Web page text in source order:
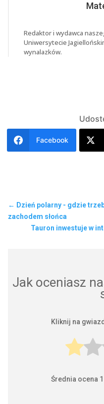
Redaktor i wydawca
Uniwersytecie
wynalazków.
Facebook
← Dzień polarny - gdzie
zachodem słońca
Tauron inwestuje w
Jak oceniasz
Kliknij na
Średnia ocena 1